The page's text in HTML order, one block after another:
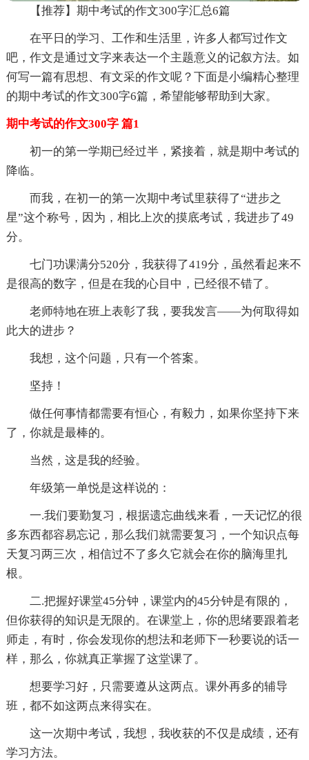
【推荐】期中考试的作文300字汇总6篇
在平日的学习、工作和生活里，许多人都写过作文
吧，作文是通过文字来表达一个主题意义的记叙方法。如
何写一篇有思想、有文采的作文呢？下面是小编精心整理
的期中考试的作文300字6篇，希望能够帮助到大家。
期中考试的作文300字 篇1
初一的第一学期已经过半，紧接着，就是期中考试的
降临。
而我，在初一的第一次期中考试里获得了“进步之
星”这个称号，因为，相比上次的摸底考试，我进步了49
分。
七门功课满分520分，我获得了419分，虽然看起来不
是很高的数字，但是在我的心目中，已经很不错了。
老师特地在班上表彰了我，要我发言——为何取得如
此大的进步？
我想，这个问题，只有一个答案。
坚持！
做任何事情都需要有恒心，有毅力，如果你坚持下来
了，你就是最棒的。
当然，这是我的经验。
年级第一单悦是这样说的：
一.我们要勤复习，根据遗忘曲线来看，一天记忆的很
多东西都容易忘记，那么我们就需要复习，一个知识点每
天复习两三次，相信过不了多久它就会在你的脑海里扎
根。
二.把握好课堂45分钟，课堂内的45分钟是有限的，
但你获得的知识是无限的。在课堂上，你的思绪要跟着老
师走，有时，你会发现你的想法和老师下一秒要说的话一
样，那么，你就真正掌握了这堂课了。
想要学习好，只需要遵从这两点。课外再多的辅导
班，都不如这两点来得实在。
这一次期中考试，我想，我收获的不仅是成绩，还有
学习方法。